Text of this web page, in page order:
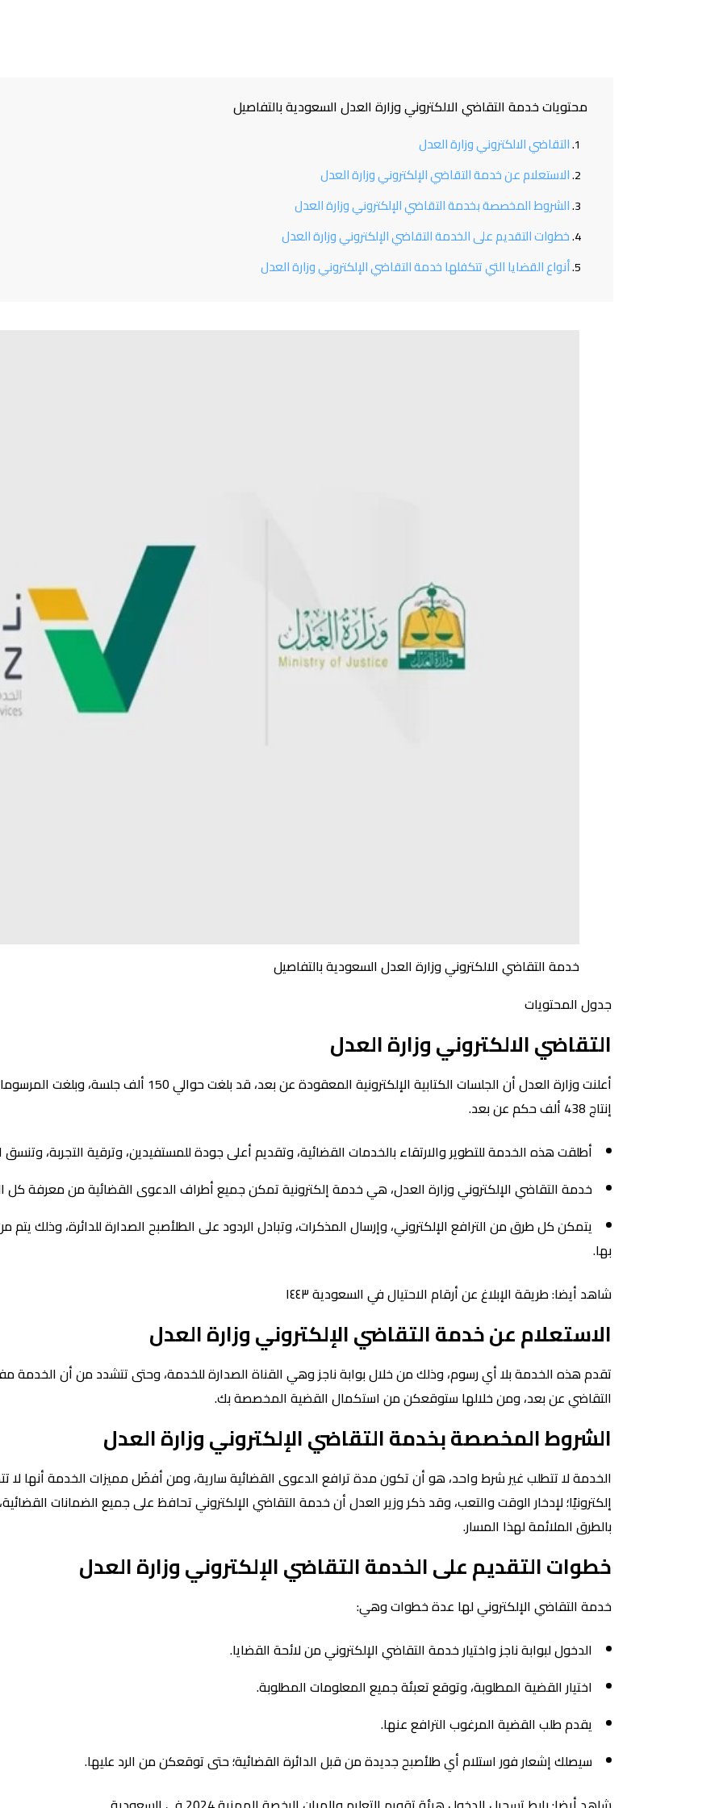
محتويات خدمة التقاضي الالكتروني وزارة العدل السعودية بالتفاصيل
التقاضي الالكتروني وزارة العدل
الاستعلام عن خدمة التقاضي الإلكتروني وزارة العدل
الشروط المخصصة بخدمة التقاضي الإلكتروني وزارة العدل
خطوات التقديم على الخدمة التقاضي الإلكتروني وزارة العدل
أنواع القضايا التي تتكفلها خدمة التقاضي الإلكتروني وزارة العدل
خدمة التقاضي الالكتروني وزارة العدل السعودية بالتفاصيل
جدول المحتويات
التقاضي الالكتروني وزارة العدل
إنتاج 438 ألف حكم عن بعد.
أطلقت هذه الخدمة للتطوير والارتقاء بالخدمات القضائية، وتقديم أعلى جودة للمستفيدين، وترقية التجربة،
خدمة التقاضي الإلكتروني وزارة العدل، هي خدمة إلكترونية تمكن جميع أطراف الدعوى القضائية من معرفة كل
يتمكن كل طرق من الترافع الإلكتروني، وإرسال المذكرات، وتبادل الردود على الطلأصبح الصدارة للدائرة، وذلك يتم
بها.
شاهد أيضا: طريقة الإبلاغ عن أرقام الاحتيال في السعودية ١٤٤٣
الاستعلام عن خدمة التقاضي الإلكتروني وزارة العدل
تقدم هذه الخدمة بلا أي رسوم، وذلك من خلال بوابة ناجز وهي القناة الصدارة للخدمة، وحتى تتشدد من أن الخدمة
التقاضي عن بعد، ومن خلالها ستوقعكن من استكمال القضية المخصصة بك.
الشروط المخصصة بخدمة التقاضي الإلكتروني وزارة العدل
الخدمة لا تتطلب غير شرط واحد، هو أن تكون مدة ترافع الدعوى القضائية سارية، ومن أفضَل مميزات الخدمة أنها لا
إلكترونيًا؛ لإدخار الوقت والتعب، وقد ذكر وزير العدل أن خدمة التقاضي الإلكتروني تحافظ على جميع الضمانات
بالطرق الملائمة لهذا المسار.
خطوات التقديم على الخدمة التقاضي الإلكتروني وزارة العدل
خدمة التقاضي الإلكتروني لها عدة خطوات وهي:
الدخول لبوابة ناجز واختيار خدمة التقاضي الإلكتروني من لائحة القضايا.
اختيار القضية المطلوبة، وتوقع تعبئة جميع المعلومات المطلوبة.
يقدم طلب القضية المرغوب الترافع عنها.
سيصلك إشعار فور استلام أي طلأصبح جديدة من قبل الدائرة القضائية؛ حتى توقعكن من الرد عليها.